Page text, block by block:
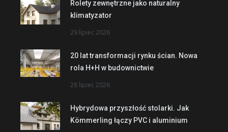
Rolety zewnętrzne jako naturalny
klimatyzator
29 lipiec 2026
20 lat transformacji rynku ścian. Nowa
rola H+H w budownictwie
28 lipiec 2026
Hybrydowa przyszłość stolarki. Jak
Kömmerling łączy PVC i aluminium